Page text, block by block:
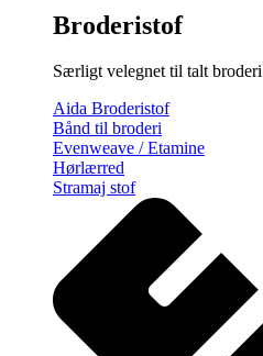
Broderistof
Særligt velegnet til talt broderi
Aida Broderistof
Bånd til broderi
Evenweave / Etamine
Hørlærred
Stramaj stof